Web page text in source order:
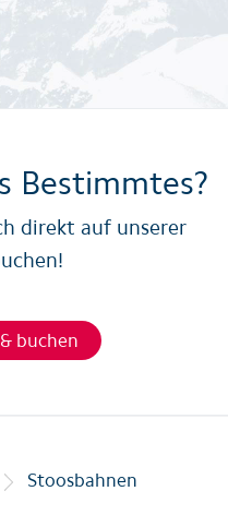
Bestimmtes?
direkt auf unserer
buchen
Stoosbahnen